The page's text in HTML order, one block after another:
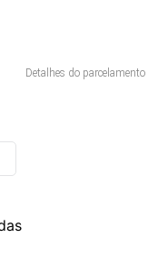
Detalhes do parcelamento